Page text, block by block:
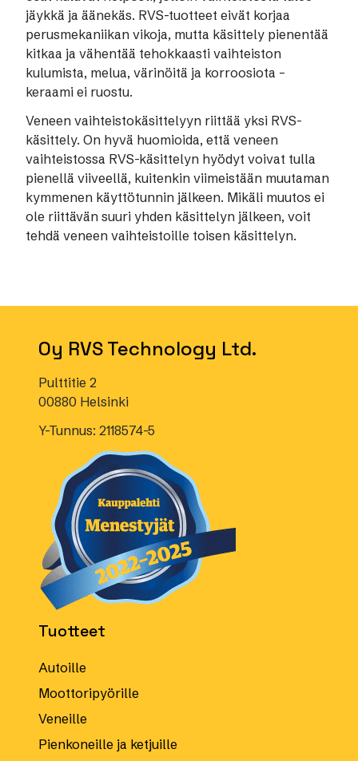
jäykkä ja äänekäs. RVS-tuotteet eivät korjaa
perusmekaniikan vikoja, mutta käsittely pienentää
kitkaa ja vähentää tehokkaasti vaihteiston
kulumista, melua, värinöitä ja korroosiota –
keraami ei ruostu.
Veneen vaihteistokäsittelyyn riittää yksi RVS-
käsittely. On hyvä huomioida, että veneen
vaihteistossa RVS-käsittelyn hyödyt voivat tulla
pienellä viiveellä, kuitenkin viimeistään muutaman
kymmenen käyttötunnin jälkeen. Mikäli muutos ei
ole riittävän suuri yhden käsittelyn jälkeen, voit
tehdä veneen vaihteistoille toisen käsittelyn.
Oy RVS Technology Ltd.
Pulttitie 2
00880 Helsinki
Y-Tunnus: 2118574-5
Tuotteet
Autoille
Moottoripyörille
Veneille
Pienkoneille ja ketjuille